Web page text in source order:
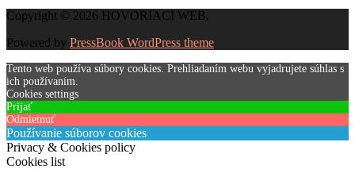
Copyright © 2026 HOVORIACI WEB.
Powered by PressBook WordPress theme
Tento web používa súbory cookies. Prehliadaním webu vyjadrujete súhlas s
ich používaním.
Cookies settings
Prijať
Odmietnuť
Používanie súborov cookies
Privacy & Cookies policy
Cookies list